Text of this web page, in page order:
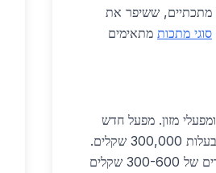
ריתוך מחסומים מתכתיים, ששיפר את
סוגי מתכות מתאימים
מזון. מפעל חדש
לייצור מוצרי חלב השתמש בריתוך נירוסטה למיכלים, בעלות 300,000 שקלים.
במגורים, תיקוני מרפסות ומדרגות פופולריים, עם מחירים של 300-600 שקלים